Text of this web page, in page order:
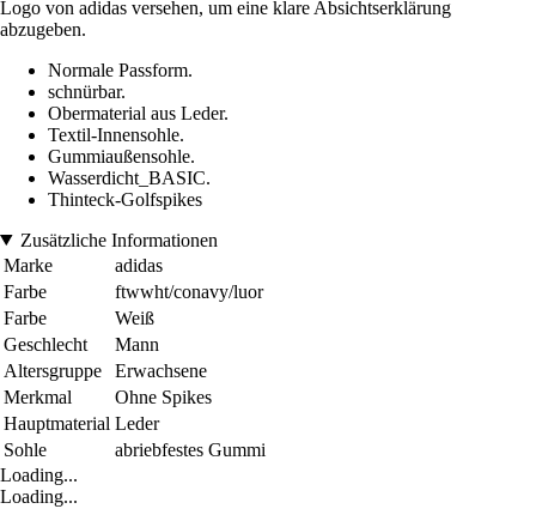
Logo von adidas versehen, um eine klare Absichtserklärung
abzugeben.
Normale Passform.
schnürbar.
Obermaterial aus Leder.
Textil-Innensohle.
Gummiaußensohle.
Wasserdicht_BASIC.
Thinteck-Golfspikes
Zusätzliche Informationen
Marke
adidas
Farbe
ftwwht/conavy/luor
Farbe
Weiß
Geschlecht
Mann
Altersgruppe
Erwachsene
Merkmal
Ohne Spikes
Hauptmaterial Leder
Sohle
abriebfestes Gummi
Loading...
Loading...